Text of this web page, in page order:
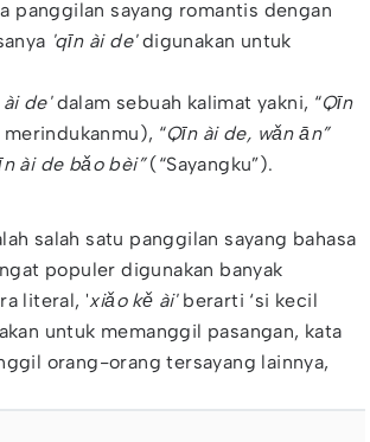
panggilan sayang romantis dengan
'qīn ài de'digunakan untuk
ài de'dalam sebuah kalimat yakni, “Qīn
merindukanmu), “Qīn ài de, wǎn ān”
ài de bǎo bèi”(“Sayangku”).
salah satu panggilan sayang bahasa
populer digunakan banyak
literal, 'xiǎo kě ài'berarti ‘si kecil
untuk memanggil pasangan, kata
orang-orang tersayang lainnya,